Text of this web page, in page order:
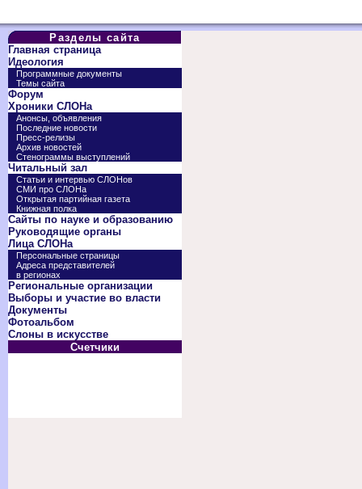
Разделы сайта
Главная страница
Идеология
Программные документы
Темы сайта
Форум
Хроники СЛОНа
Анонсы, объявления
Последние новости
Пресс-релизы
Архив новостей
Стенограммы выступлений
Читальный зал
Статьи и интервью СЛОНов
СМИ про СЛОНа
Открытая партийная газета
Книжная полка
Сайты по науке и образованию
Руководящие органы
Лица СЛОНа
Персональные страницы
Адреса представителей
в регионах
Региональные организации
Выборы и участие во власти
Документы
Фотоальбом
Слоны в искусстве
Счетчики